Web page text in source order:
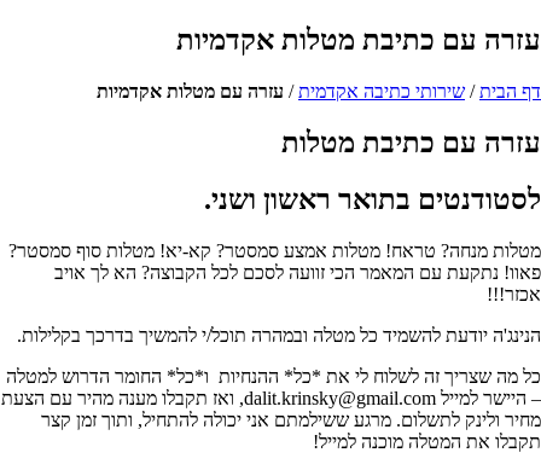
עזרה עם כתיבת מטלות אקדמיות
דף הבית/ שירותי כתיבה אקדמית/ עזרה עם מטלות אקדמיות
עזרה עם כתיבת מטלות
לסטודנטים בתואר ראשון ושני.
מטלות מנחה? טראח! מטלות אמצע סמסטר? קא-יא! מטלות סוף סמסטר?
פאוו! נתקעת עם המאמר הכי זוועה לסכם לכל הקבוצה? הא לך אויב
אכזר!!!
הנינג'ה יודעת להשמיד כל מטלה ובמהרה תוכל/י להמשיך בדרכך בקלילות.
כל מה שצריך זה לשלוח לי את *כל* ההנחיות ו*כל* החומר הדרוש למטלה
– היישר למייל dalit.krinsky@gmail.com, ואז תקבלו מענה מהיר עם הצעת
מחיר ולינק לתשלום. מרגע ששילמתם אני יכולה להתחיל, ותוך זמן קצר
תקבלו את המטלה מוכנה למייל!